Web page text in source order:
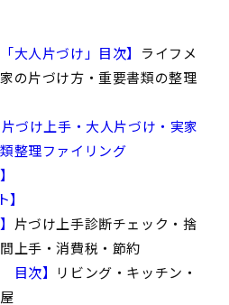
大人片づけ」目次】
ライフメ
の片づけ方・重要書類の整理
づけ上手・大人片づけ・実家
整理ファイリング
片づけ上手診断チェック・捨
上手・消費税・節約
目次】
リビング・キッチン・